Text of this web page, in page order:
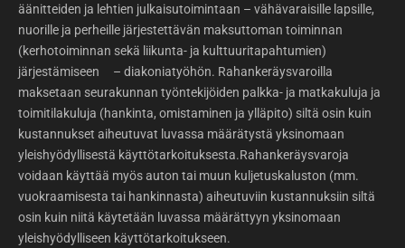
äänitteiden ja lehtien julkaisutoimintaan – vähävaraisille lapsille,
nuorille ja perheille järjestettävän maksuttoman toiminnan
(kerhotoiminnan sekä liikunta- ja kulttuuritapahtumien)
järjestämiseen – diakoniatyöhön. Rahankeräysvaroilla
maksetaan seurakunnan työntekijöiden palkka- ja matkakuluja ja
toimitilakuluja (hankinta, omistaminen ja ylläpito) siltä osin kuin
kustannukset aiheutuvat luvassa määrätystä yksinomaan
yleishyödyllisestä käyttötarkoituksesta.Rahankeräysvaroja
voidaan käyttää myös auton tai muun kuljetuskaluston (mm.
vuokraamisesta tai hankinnasta) aiheutuviin kustannuksiin siltä
osin kuin niitä käytetään luvassa määrättyyn yksinomaan
yleishyödylliseen käyttötarkoitukseen.